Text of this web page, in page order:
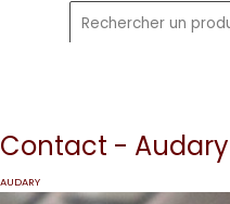
Contact - Audary
AUDARY